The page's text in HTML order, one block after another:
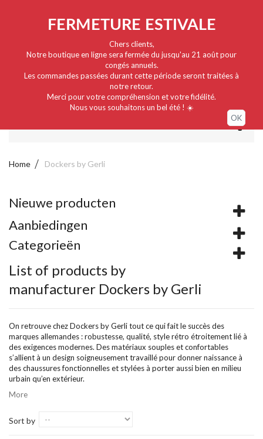
FERMETURE ESTIVALE
Chers clients,
Notre boutique en ligne sera fermée du jusqu'au 21 août pour
congés annuels.
Les commandes passées durant cette période seront traitées à
notre retour.
Merci pour votre compréhension et votre fidélité.
Nous vous souhaitons un bel été ! ☀️
OK
Home Dockers by Gerli
Nieuwe producten
Aanbiedingen
Categorieën
List of products by
manufacturer Dockers by Gerli
On retrouve chez Dockers by Gerli tout ce qui fait le succès des
marques allemandes : robustesse, qualité, style rétro étroitement lié à
des exigences modernes. Des matériaux souples et confortables
s’allient à un design soigneusement travaillé pour donner naissance à
des chaussures fonctionnelles et stylées à porter aussi bien en milieu
urbain qu’en extérieur.
More
Sort by